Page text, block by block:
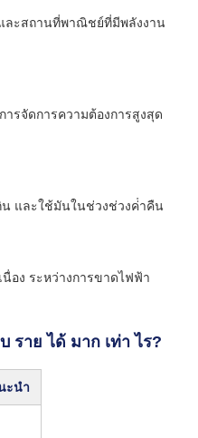
ละสถานที่พาณิชย์ที่มีพลังงาน
ารจัดการความต้องการสูงสุด
น และใช้มันในช่วงช่วงค่ําคืน
นื่อง ระหว่างการขาดไฟฟ้า
ราย ได้ มาก เท่า ไร?
ะนํา